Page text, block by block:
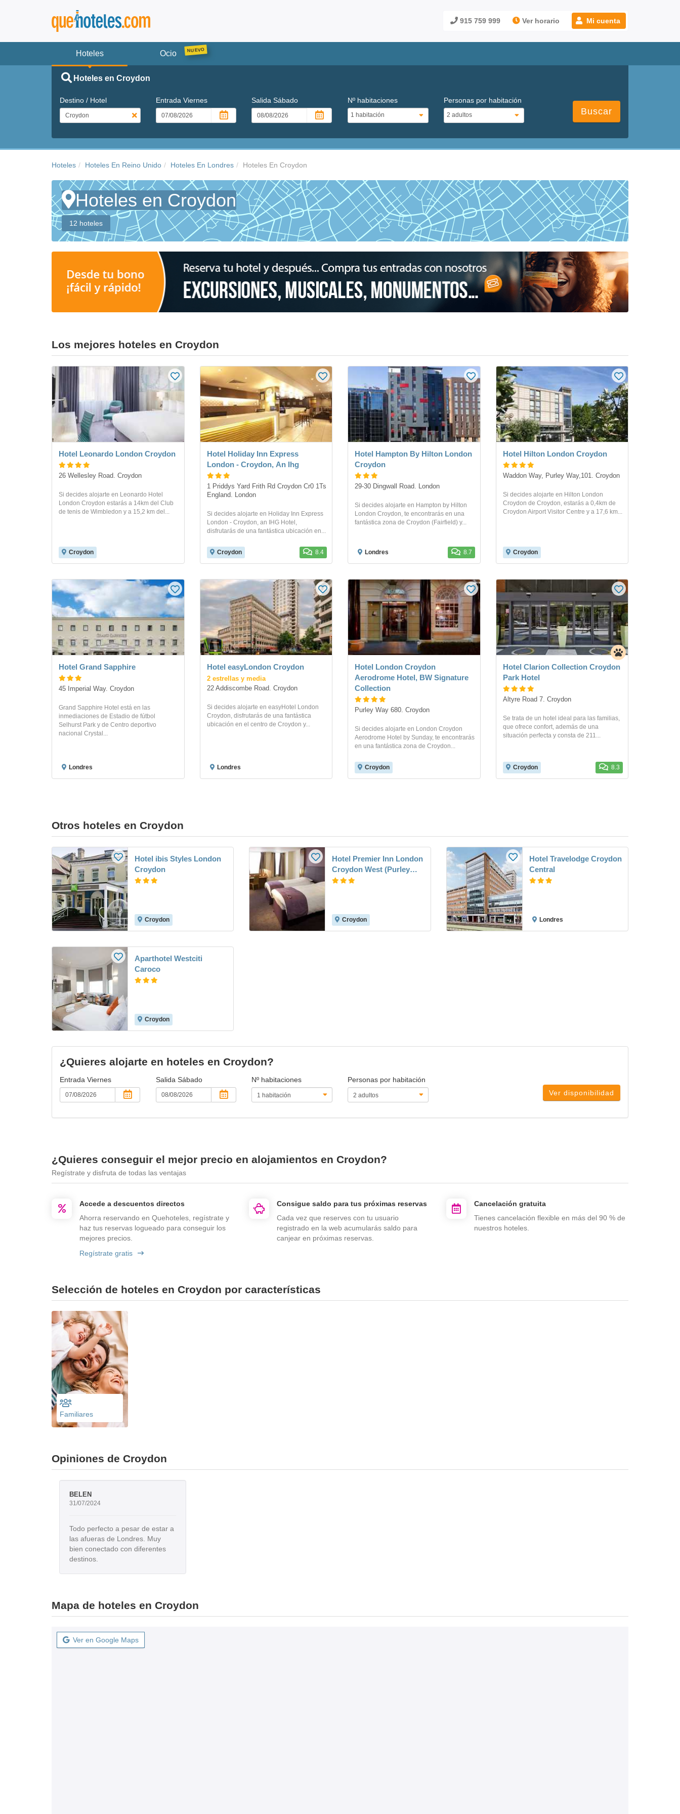
915 759 999 Ver horario Mi cuenta
Hoteles Ocio
Hoteles en Croydon
Destino / Hotel Entrada Viernes SalidaSábado Nº habitaciones Personas por habitación
Buscar
Hoteles Hoteles En Reino Unido Hoteles En Londres Hoteles En Croydon
Hoteles en Croydon
12 hoteles
Los mejores hoteles en Croydon
Hotel Leonardo London Croydon
26 Wellesley Road. Croydon
Si decides alojarte en Leonardo Hotel
London Croydon estarás a 14km del Club
de tenis de Wimbledon y a 15,2 km del...
Croydon
Hotel Holiday Inn Express
London - Croydon, An Ihg
1 Priddys Yard Frith Rd Croydon Cr0 1Ts
England. London
Si decides alojarte en Holiday Inn Express
London - Croydon, an IHG Hotel,
disfrutarás de una fantástica ubicación en...
Croydon 8.4
Hotel Hampton By Hilton London
Croydon
29-30 Dingwall Road. London
Si decides alojarte en Hampton by Hilton
London Croydon, te encontrarás en una
fantástica zona de Croydon (Fairfield) y...
Londres 8.7
Hotel Hilton London Croydon
Waddon Way, Purley Way,101. Croydon
Si decides alojarte en Hilton London
Croydon de Croydon, estarás a 0,4km de
Croydon Airport Visitor Centre y a 17,6 km...
Croydon
Hotel Grand Sapphire
45 Imperial Way. Croydon
Grand Sapphire Hotel está en las
inmediaciones de Estadio de fútbol
Selhurst Park y de Centro deportivo
nacional Crystal...
Londres
Hotel easyLondon Croydon
2 estrellas y media
22 Addiscombe Road. Croydon
Si decides alojarte en easyHotel London
Croydon, disfrutarás de una fantástica
ubicación en el centro de Croydon y...
Londres
Hotel London Croydon
Aerodrome Hotel, BW Signature
Collection
Purley Way 680. Croydon
Si decides alojarte en London Croydon
Aerodrome Hotel by Sunday, te encontrarás
en una fantástica zona de Croydon...
Croydon
Hotel Clarion Collection Croydon
Park Hotel
Altyre Road 7. Croydon
Se trata de un hotel ideal para las familias,
que ofrece confort, además de una
situación perfecta y consta de 211...
Croydon 8.3
Otros hoteles en Croydon
Hotel ibis Styles London
Croydon
Croydon
Hotel Premier Inn London
Croydon West (Purley
A23)
Croydon
Hotel Travelodge Croydon
Central
Londres
Aparthotel Westciti
Caroco
Croydon
¿Quieres alojarte en hoteles en Croydon?
Entrada Viernes Salida Sábado Nº habitaciones
Personas por habitación
Ver disponibilidad
¿Quieres conseguir el mejor precio en alojamientos en Croydon?
Regístrate y disfruta de todas las ventajas
Accede a descuentos directos
Ahorra reservando en Quehoteles, regístrate y
haz tus reservas logueado para conseguir los
mejores precios.
Regístrate gratis
Consigue saldo para tus próximas reservas
Cada vez que reserves con tu usuario
registrado en la web acumularás saldo para
canjear en próximas reservas.
Cancelación gratuita
Tienes cancelación flexible en más del 90 % de
nuestros hoteles.
Selección de hoteles en Croydon por características
Familiares
Opiniones de Croydon
BELEN
31/07/2024
Todo perfecto a pesar de estar a
las afueras de Londres. Muy
bien conectado con diferentes
destinos.
Mapa de hoteles en Croydon
Ver en Google Maps